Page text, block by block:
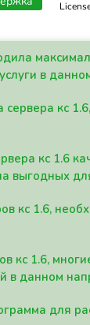
в
кс
кс 1.6
выгодных
кс 1.6,
кс 1.6,
в данном
для